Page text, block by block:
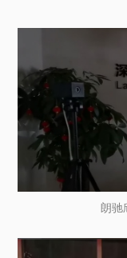
朗驰